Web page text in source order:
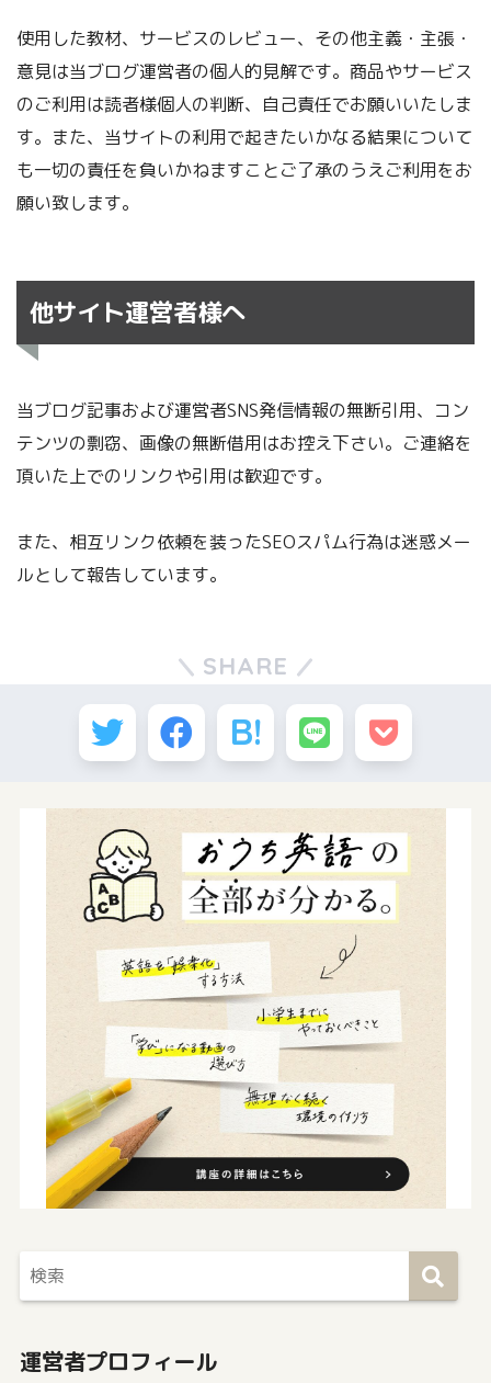
使用した教材、サービスのレビュー、その他主義・主張・
意見は当ブログ運営者の個人的見解です。商品やサービス
のご利用は読者様個人の判断、自己責任でお願いいたしま
す。また、当サイトの利用で起きたいかなる結果について
も一切の責任を負いかねますことご了承のうえご利用をお
願い致します。
他サイト運営者様へ
当ブログ記事および運営者SNS発信情報の無断引用、コン
テンツの剽窃、画像の無断借用はお控え下さい。ご連絡を
頂いた上でのリンクや引用は歓迎です。
また、相互リンク依頼を装ったSEOスパム行為は迷惑メー
ルとして報告しています。
SHARE
運営者プロフィール